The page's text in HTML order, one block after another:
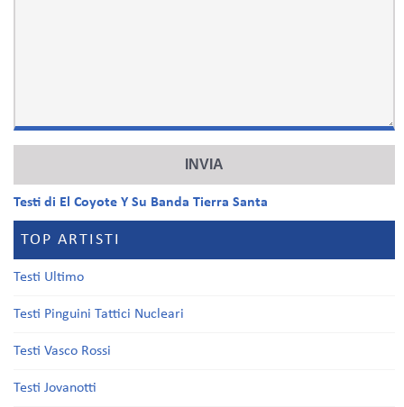
Testi di El Coyote Y Su Banda Tierra Santa
TOP ARTISTI
Testi Ultimo
Testi Pinguini Tattici Nucleari
Testi Vasco Rossi
Testi Jovanotti